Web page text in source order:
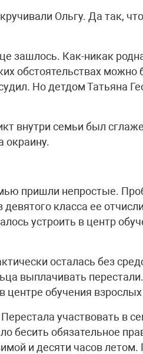
Ольгу. Да так,
зашлось. Как-никак
обстоятельствах
Но детдом Татьяна
внутри семьи был
окраину.
пришли непростые.
девятого класса ее
устроить в центр
осталась без
выплачивать
центре обучения
участвовать в
бесить обязательное
и десяти часов